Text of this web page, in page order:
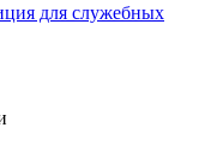
для служебных